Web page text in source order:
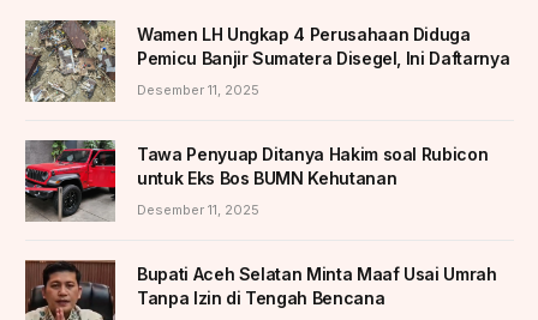
Wamen LH Ungkap 4 Perusahaan Diduga
Pemicu Banjir Sumatera Disegel, Ini Daftarnya
Desember 11, 2025
Tawa Penyuap Ditanya Hakim soal Rubicon
untuk Eks Bos BUMN Kehutanan
Desember 11, 2025
Bupati Aceh Selatan Minta Maaf Usai Umrah
Tanpa Izin di Tengah Bencana